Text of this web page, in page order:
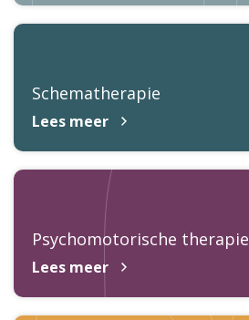
Schematherapie
Lees meer
Psychomotorische therapie
Lees meer